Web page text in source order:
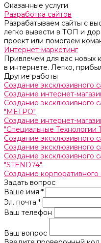
Оказанные услуги
Разработка сайтов
Разрабатываем сайты с
легко вывести в ТОП и
проект или помогаем
Интернет-маркетинг
Привлечем для вас новых
в интернете. Легко,
Другие работы
Создание эксклюзивного
Создание интернет-
Создание эксклюзивного
"МЕТРО"
Создание интернет-
"Cпециальные Технологии
Создание эксклюзивного
Создание эксклюзивного
Создание эксклюзивного
"STEND74"
Создание
Задать вопрос
Ваше имя *
Эл. почта *
Ваш телефон
Ваш вопрос